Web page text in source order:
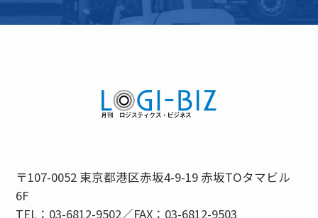
〒107-0052 東京都港区赤坂4-9-19 赤坂TOタマビル
6F
TEL：03-6812-9502／FAX：03-6812-9503